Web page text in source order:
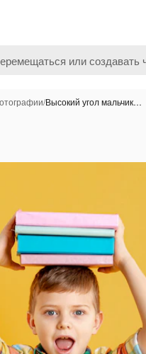
/Высокий угол мальчик…